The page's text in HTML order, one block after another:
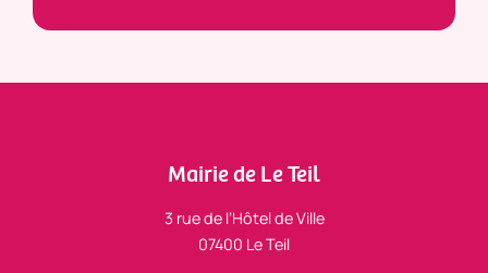
Mairie de Le Teil
3 rue de l’Hôtel de Ville
07400 Le Teil